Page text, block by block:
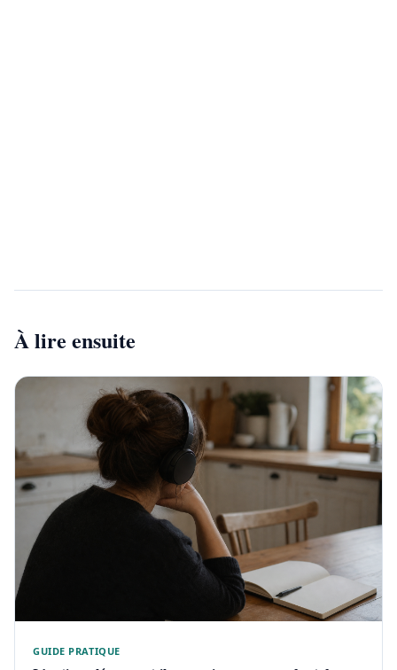
À lire ensuite
GUIDE PRATIQUE